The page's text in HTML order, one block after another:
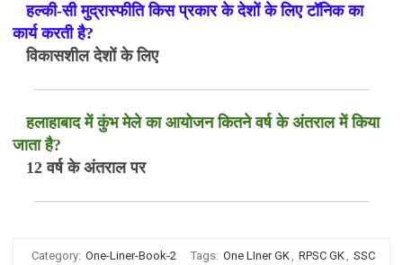
हल्की-सी मुद्रास्फीति किस प्रकार के देशों के लिए टॉनिक का
कार्य करती है?
विकासशील देशों के लिए
हलाहाबाद में कुंभ मेले का आयोजन कितने वर्ष के अंतराल में किया
जाता है?
12 वर्ष के अंतराल पर
Category: One-Liner-Book-2 Tags: One LIner GK, RPSC GK, SSC